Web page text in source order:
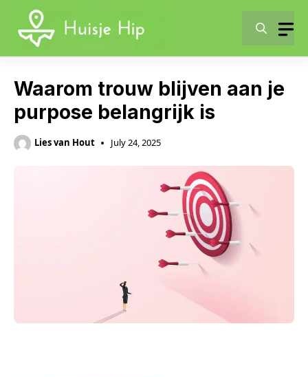
content
Waarom trouw blijven aan je
purpose belangrijk is
Lies van Hout July 24, 2025